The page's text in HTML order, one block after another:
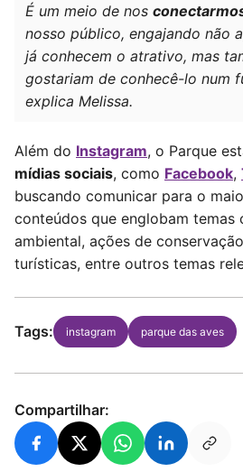
É um meio de nos
nosso público, engajando não
já conhecem o atrativo, mas
gostariam de conhecê-lo num
explica Melissa.
Além do Instagram, o Parque
mídias sociais, como Facebook,
buscando comunicar para o
conteúdos que englobam temas
ambiental, ações de
turísticas, entre outros temas
Tags: instagram parque das aves
Compartilhar: